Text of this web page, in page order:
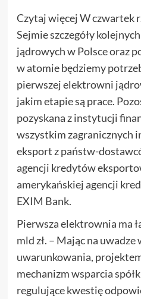
Czytaj więcej W czwartek
Sejmie szczegóły
jądrowych w Polsce oraz
w atomie będziemy
pierwszej elektrowni
jakim etapie są prace.
pozyskana z instytucji
wszystkim zagranicznych
eksport z państw-
agencji kredytów
amerykańskiej agencji
EXIM Bank.
Pierwsza elektrownia ma
mld zł. – Mając na uwadze
uwarunkowania,
mechanizm wsparcia
regulujące kwestię